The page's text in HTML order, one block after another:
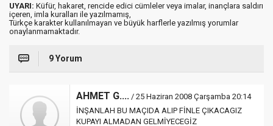
UYARI: Küfür, hakaret, rencide edici cümleler veya imalar, inançlara saldırı
içeren, imla kuralları ile yazılmamış,
Türkçe karakter kullanılmayan ve büyük harflerle yazılmış yorumlar
onaylanmamaktadır.
9 Yorum
AHMET G.... / 25 Haziran 2008 Çarşamba 20:14
İNŞANLAH BU MAÇIDA ALIP FİNLE ÇIKACAGIZ
KUPAYI ALMADAN GELMİYECEGİZ